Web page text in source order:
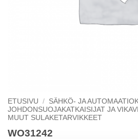
ETUSIVU / SÄHKÖ- JA
JOHDONSUOJAKATKAISIJAT JA
MUUT SULAKETARVIKKEET
WO31242